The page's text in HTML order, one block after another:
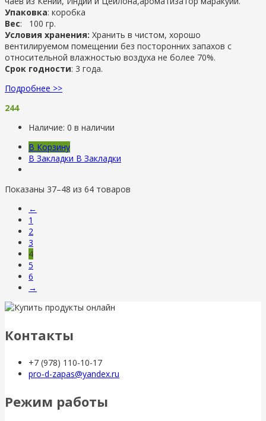
Упаковка: коробка
Вес: 100 гр.
Условия хранения: Хранить в чистом, хорошо
вентилируемом помещении без посторонних запахов с
относительной влажностью воздуха не более 70%.
Срок годности: 3 года.
Подробнее >>
244
Наличие: 0 в наличии
В Корзину
В Закладки В Закладки
Показаны 37–48 из 64 товаров
←
1
2
3
4
5
6
→
Контакты
+7 (978) 110-10-17
pro-d-zapas@yandex.ru
Режим работы